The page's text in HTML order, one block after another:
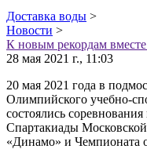
Доставка воды >
Новости >
К новым рекордам
28 мая 2021 г., 11:03
20 мая 2021 года в
Олимпийского учебно-
состоялись
Спартакиады
«Динамо» и Чемпионата